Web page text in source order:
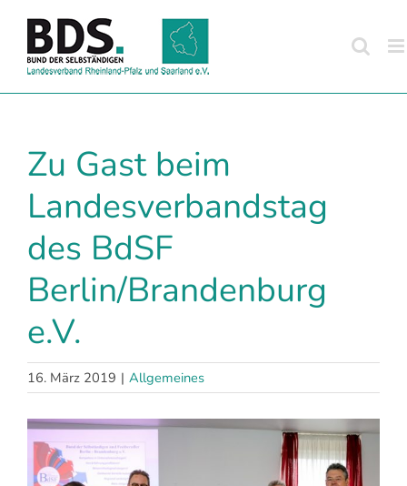
Inhalt
springen
Zu Gast beim
Landesverbandstag
des BdSF
Berlin/Brandenburg
e.V.
16. März 2019 | Allgemeines
Zeige
grösseres
Bild